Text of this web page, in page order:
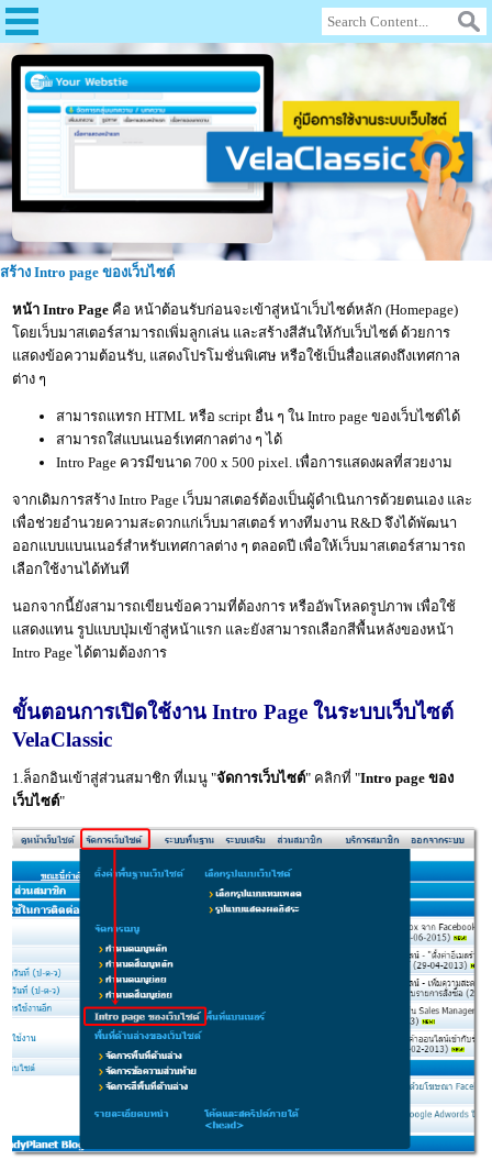
สร้าง Intro page ของเว็บไซต์
หน้า Intro Page คือ หน้าต้อนรับก่อนจะเข้าสู่หน้าเว็บไซต์หลัก (Homepage)
โดยเว็บมาสเตอร์สามารถเพิ่มลูกเล่น และสร้างสีสันให้กับเว็บไซต์ ด้วยการ
แสดงข้อความต้อนรับ, แสดงโปรโมชั่นพิเศษ หรือใช้เป็นสื่อแสดงถึงเทศกาล
ต่าง ๆ
สามารถแทรก HTML หรือ script อื่น ๆ ใน Intro page ของเว็บไซต์ได้
สามารถใส่แบนเนอร์เทศกาลต่าง ๆ ได้
Intro Page ควรมีขนาด 700 x 500 pixel. เพื่อการแสดงผลที่สวยงาม
จากเดิมการสร้าง Intro Page เว็บมาสเตอร์ต้องเป็นผู้ดำเนินการด้วยตนเอง และ
เพื่อช่วยอำนวยความสะดวกแก่เว็บมาสเตอร์ ทางทีมงาน R&D จึงได้พัฒนา
ออกแบบแบนเนอร์สำหรับเทศกาลต่าง ๆ ตลอดปี เพื่อให้เว็บมาสเตอร์สามารถ
เลือกใช้งานได้ทันที
นอกจากนี้ยังสามารถเขียนข้อความที่ต้องการ หรืออัพโหลดรูปภาพ เพื่อใช้
แสดงแทน รูปแบบปุ่มเข้าสู่หน้าแรก และยังสามารถเลือกสีพื้นหลังของหน้า
Intro Page ได้ตามต้องการ
ขั้นตอนการเปิดใช้งาน Intro Page ในระบบเว็บไซต์
VelaClassic
1.ล็อกอินเข้าสู่ส่วนสมาชิก ที่เมนู "จัดการเว็บไซต์" คลิกที่ "Intro page ของ
เว็บไซต์"